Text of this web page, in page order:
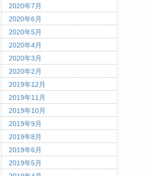
2020年7月
2020年6月
2020年5月
2020年4月
2020年3月
2020年2月
2019年12月
2019年11月
2019年10月
2019年9月
2019年8月
2019年6月
2019年5月